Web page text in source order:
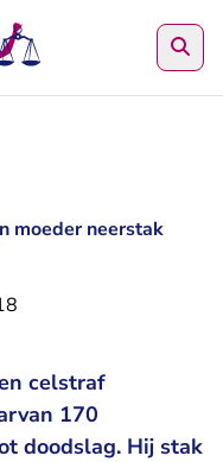
moeder neerstak
celstraf
170
doodslag. Hij stak